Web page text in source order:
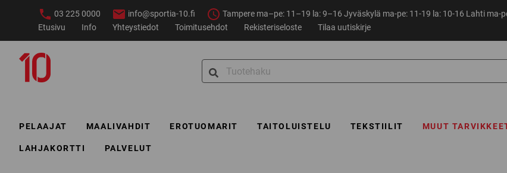
03 225 0000 info@sportia-10.fi
Tampere ma–pe: 11–19 la: 9–16 Jyväskylä ma-pe: 11-19 la: 10-16 Lahti ma-
Etusivu
Info Yhteystiedot Toimitusehdot Rekisteriseloste Tilaa uutiskirje
Search
for:
PELAAJAT MAALIVAHDIT EROTUOMARIT TAITOLUISTELU TEKSTIILIT MUUT
LAHJAKORTTI PALVELUT